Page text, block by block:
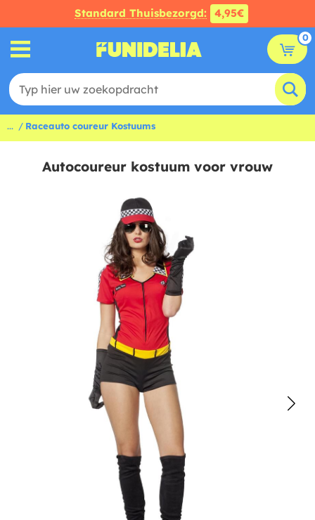
Standard Thuisbezorgd: 4,95€
0
... Raceauto coureur Kostuums
Autocoureur kostuum voor vrouw